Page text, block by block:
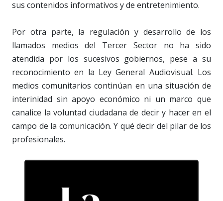
sus contenidos informativos y de entretenimiento.
Por otra parte, la regulación y desarrollo de los
llamados medios del Tercer Sector no ha sido
atendida por los sucesivos gobiernos, pese a su
reconocimiento en la Ley General Audiovisual. Los
medios comunitarios continúan en una situación de
interinidad sin apoyo económico ni un marco que
canalice la voluntad ciudadana de decir y hacer en el
campo de la comunicación. Y qué decir del pilar de los
profesionales.